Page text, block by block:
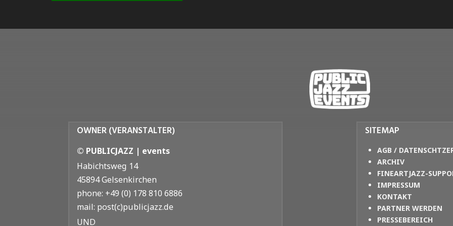
OWNER (VERANSTALTER)
© PUBLICJAZZ | events
Habichtsweg 14
45894 Gelsenkirchen
phone: +49 (0) 178 810 6886
mail: post(c)publicjazz.de
UND
SITEMAP
AGB /
ARCHIV
FINEARTJAZZ-
IMPRESSUM
KONTAKT
PARTNER WERDEN
PRESSEBEREICH